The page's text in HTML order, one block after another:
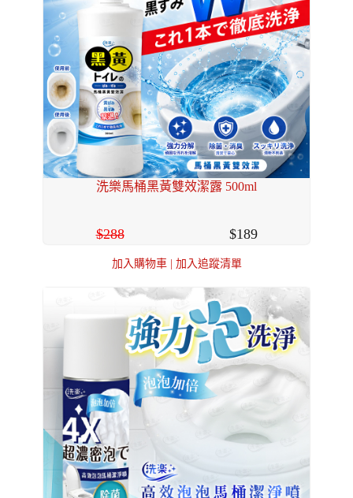
洗樂馬桶黑黃雙效潔露 500ml
288 189
加入購物車 | 加入追蹤清單